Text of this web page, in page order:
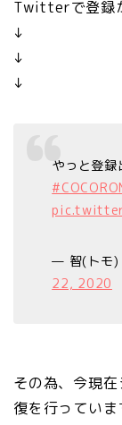
Twitterで登録
↓
↓
↓
やっと登録
— 智(トモ)
22, 2020
その為、今現
復を行っていま